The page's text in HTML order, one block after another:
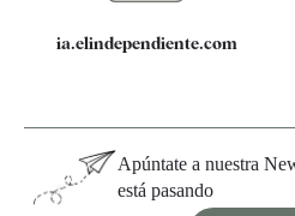
ia.elindependiente.com
Apúntate a nuestra
está pasando